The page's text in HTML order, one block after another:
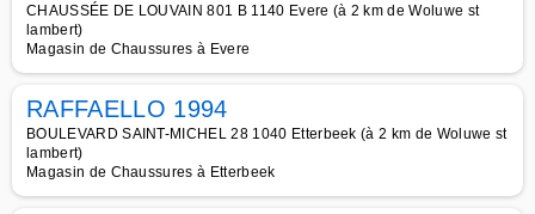
CHAUSSÉE DE LOUVAIN 801 B 1140 Evere (à 2 km de Woluwe st
lambert)
Magasin de Chaussures à Evere
RAFFAELLO 1994
BOULEVARD SAINT-MICHEL 28 1040 Etterbeek (à 2 km de Woluwe st
lambert)
Magasin de Chaussures à Etterbeek